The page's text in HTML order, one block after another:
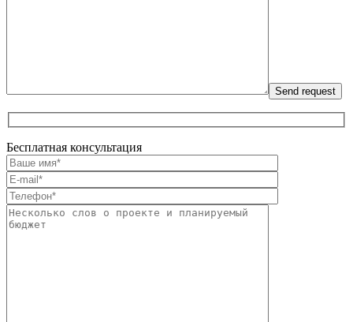
Бесплатная консультация